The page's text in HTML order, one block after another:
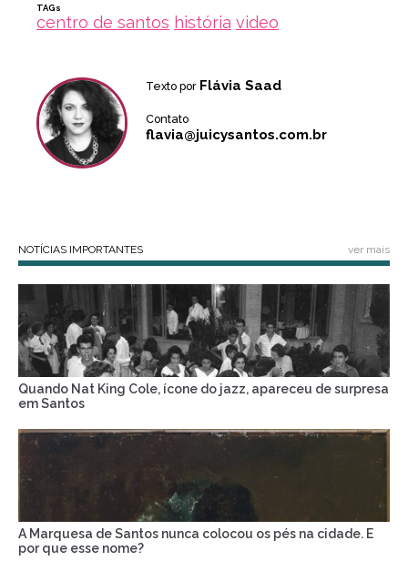
TAGs
centro de santos história video
Texto por Flávia Saad
Contato
flavia@juicysantos.com.br
NOTÍCIAS IMPORTANTES ver mais
Quando Nat King Cole, ícone do jazz, apareceu de surpresa
em Santos
A Marquesa de Santos nunca colocou os pés na cidade. E
por que esse nome?